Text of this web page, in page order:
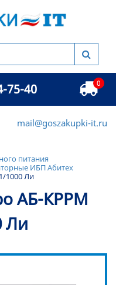
75-40 0
mail@goszakupki-it.ru
питания
ИБП Абитех
1000 Ли
АБ-КРРМ
Ли